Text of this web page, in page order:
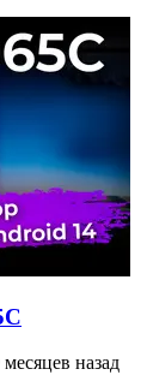
месяцев назад